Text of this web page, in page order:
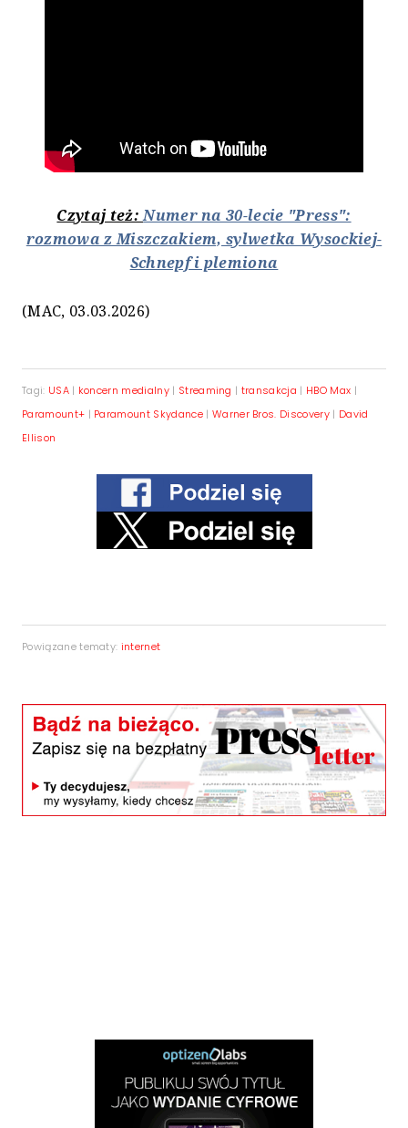
Czytaj też:Numer na 30-lecie "Press":
rozmowa z Miszczakiem, sylwetka Wysockiej-
Schnepf i plemiona
(MAC, 03.03.2026)
Tagi: USA | koncern medialny| Streaming | transakcja | HBO Max |
Paramount+ | Paramount Skydance| Warner Bros. Discovery| David
Ellison
Powiązane tematy: internet